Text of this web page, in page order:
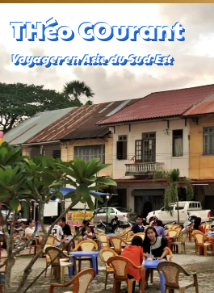
THéo COurant
Voyager en Asie du Sud-Est